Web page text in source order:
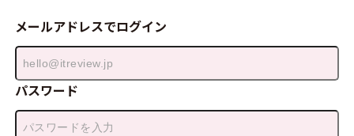
メールアドレスでログイン
パスワード